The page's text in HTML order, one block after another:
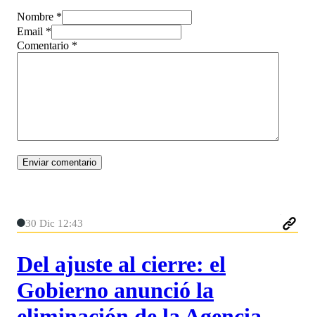
Nombre *
Email *
Comentario *
30 Dic 12:43
Del ajuste al cierre: el
Gobierno anunció la